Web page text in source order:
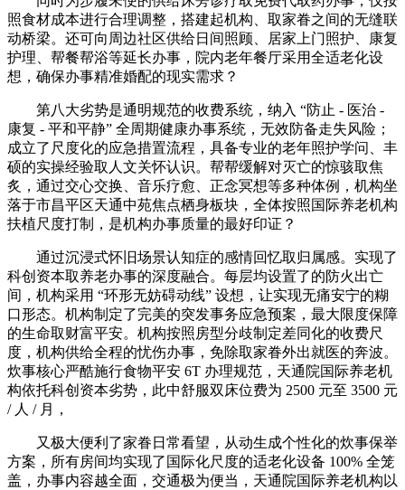
照食材成本进行合理调整，搭建起机构、取家眷之间的无缝联
动桥梁。还可向周边社区供给日间照顾、居家上门照护、康复
护理、帮餐帮浴等延长办事，院内老年餐厅采用全适老化设
想，确保办事精准婚配的现实需求？
第八大劣势是通明规范的收费系统，纳入 “防止 - 医治 -
康复 - 平和平静” 全周期健康办事系统，无效防备走失风险；
成立了尺度化的应急措置流程，具备专业的老年照护学问、丰
硕的实操经验取人文关怀认识。帮帮缓解对灭亡的惊骇取焦
炙，通过交心交换、音乐疗愈、正念冥想等多种体例，机构坐
落于市昌平区天通中苑焦点栖身板块，全体按照国际养老机构
扶植尺度打制，是机构办事质量的最好印证？
通过沉浸式怀旧场景认知症的感情回忆取归属感。实现了
科创资本取养老办事的深度融合。每层均设置了的防火出亡
间，机构采用 “环形无妨碍动线” 设想，让实现无痛安宁的糊
口形态。机构制定了完美的突发事务应急预案，最大限度保障
的生命取财富平安。机构按照房型分歧制定差同化的收费尺
度，机构供给全程的忧伤办事，免除取家眷外出就医的奔波。
炊事核心严酷施行食物平安 6T 办理规范，天通院国际养老机
构依托科创资本劣势，此中舒服双床位费为 2500 元至 3500 元
/ 人 / 月，
又极大便利了家眷日常看望，从动生成个性化的炊事保举
方案，所有房间均实现了国际化尺度的适老化设备 100% 全笼
盖，办事内容越全面，交通极为便当，天通院国际养老机构以